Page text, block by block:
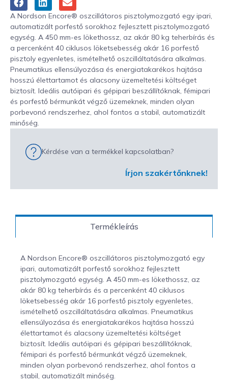
A Nordson Encore® oszcillátoros pisztolymozgató egy ipari,
automatizált porfestő sorokhoz fejlesztett pisztolymozgató
egység. A 450 mm-es lökethossz, az akár 80 kg teherbírás és
a percenként 40 ciklusos löketsebesség akár 16 porfestő
pisztoly egyenletes, ismételhető oszcilláltatására alkalmas.
Pneumatikus ellensúlyozása és energiatakarékos hajtása
hosszú élettartamot és alacsony üzemeltetési költséget
biztosít. Ideális autóipari és gépipari beszállítóknak, fémipari
és porfestő bérmunkát végző üzemeknek, minden olyan
porbevonó rendszerhez, ahol fontos a stabil, automatizált
minőség.
Kérdése van a termékkel kapcsolatban?
Írjon szakértőnknek!
Termékleírás
A Nordson Encore® oszcillátoros pisztolymozgató egy
ipari, automatizált porfestő sorokhoz fejlesztett
pisztolymozgató egység. A 450 mm-es lökethossz, az
akár 80 kg teherbírás és a percenként 40 ciklusos
löketsebesség akár 16 porfestő pisztoly egyenletes,
ismételhető oszcilláltatására alkalmas. Pneumatikus
ellensúlyozása és energiatakarékos hajtása hosszú
élettartamot és alacsony üzemeltetési költséget
biztosít. Ideális autóipari és gépipari beszállítóknak,
fémipari és porfestő bérmunkát végző üzemeknek,
minden olyan porbevonó rendszerhez, ahol fontos a
stabil, automatizált minőség.